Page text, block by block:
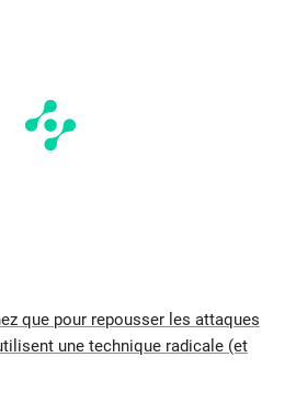
que pour repousser les attaques
une technique radicale (et